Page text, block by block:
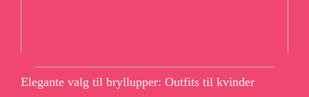
Elegante valg til bryllupper: Outfits til kvinder